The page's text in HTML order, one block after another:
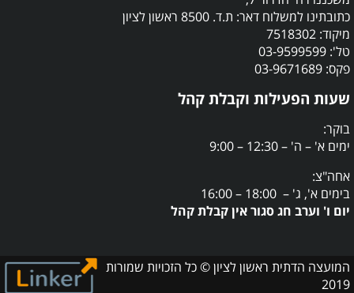
כתובתינו למשלוח דאר: ת.ד. 8500 ראשון לציון
מיקוד: 7518302
טל': 03-9599599
פקס: 03-9671689
שעות הפעילות וקבלת קהל
בוקר:
ימים א' – ה' – 12:30 – 9:00
אחה"צ:
בימים א', ג' – 18:00 – 16:00
יום ו' וערב חג סגור אין קבלת קהל
המועצה הדתית ראשון לציון © כל הזכויות שמורות
2019